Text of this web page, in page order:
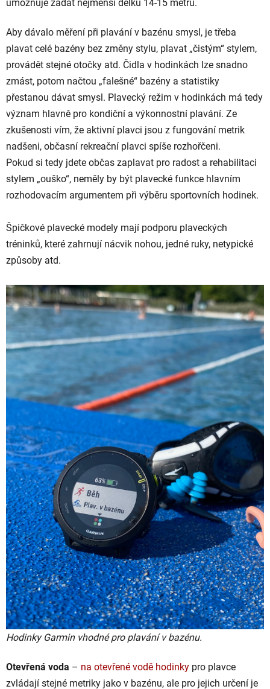
umožňuje zadat nejmenší délku 14-15 metrů.
Aby dávalo měření při plavání v bazénu smysl, je třeba
plavat celé bazény bez změny stylu, plavat „čistým“ stylem,
provádět stejné otočky atd. Čidla v hodinkách lze snadno
zmást, potom načtou „falešné“ bazény a statistiky
přestanou dávat smysl. Plavecký režim v hodinkách má tedy
význam hlavně pro kondiční a výkonnostní plavání. Ze
zkušenosti vím, že aktivní plavci jsou z fungování metrik
nadšeni, občasní rekreační plavci spíše rozhořčeni.
Pokud si tedy jdete občas zaplavat pro radost a rehabilitaci
stylem „ouško“, neměly by být plavecké funkce hlavním
rozhodovacím argumentem při výběru sportovních hodinek.
Špičkové plavecké modely mají podporu plaveckých
tréninků, které zahrnují nácvik nohou, jedné ruky, netypické
způsoby atd.
Hodinky Garmin vhodné pro plavání v bazénu.
Otevřená voda – na otevřené vodě hodinky pro plavce
zvládají stejné metriky jako v bazénu, ale pro jejich určení je